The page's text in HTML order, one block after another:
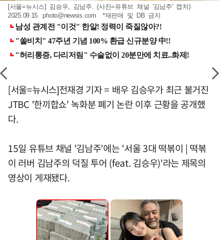
[서울=뉴시스] 김승우, 김남주. (사진=유튜브 채널 '김남주' 캡처)
2025.09.15.photo@newsis.com *재판매 및 DB 금지
[서울=뉴시스]전재경 기자 = 배우 김승우가 최근 불거진
JTBC '한끼합쇼' 녹화분 폐기 논란 이후 근황을 공개했
다.
15일 유튜브 채널 '김남주'에는 '서울 3대 떡볶이 | 떡볶
이 러버 김남주의 덕질 투어 (feat. 김승우)'라는 제목의
영상이 게재됐다.